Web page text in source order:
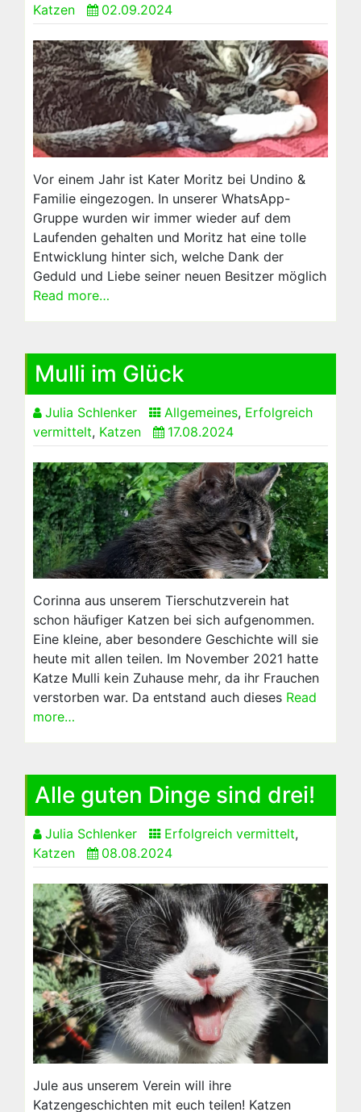
Katzen
02.09.2024
Vor einem Jahr ist Kater Moritz bei Undino &
Familie eingezogen. In unserer WhatsApp-
Gruppe wurden wir immer wieder auf dem
Laufenden gehalten und Moritz hat eine tolle
Entwicklung hinter sich, welche Dank der
Geduld und Liebe seiner neuen Besitzer möglich
Read more…
Mulli im Glück
Julia Schlenker Allgemeines, Erfolgreich
vermittelt, Katzen 17.08.2024
Corinna aus unserem Tierschutzverein hat
schon häufiger Katzen bei sich aufgenommen.
Eine kleine, aber besondere Geschichte will sie
heute mit allen teilen. Im November 2021 hatte
Katze Mulli kein Zuhause mehr, da ihr Frauchen
verstorben war. Da entstand auch dieses Read
more…
Alle guten Dinge sind drei!
Julia Schlenker Erfolgreich vermittelt,
Katzen
08.08.2024
Jule aus unserem Verein will ihre
Katzengeschichten mit euch teilen! Katzen